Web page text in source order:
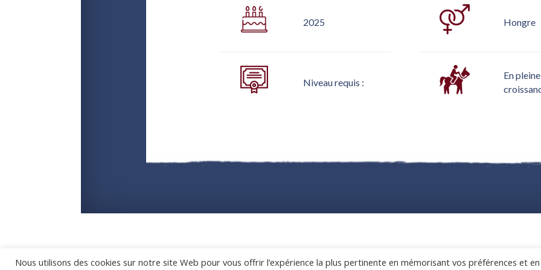
2025
Niveau requis :
Hongre
En pleine
Nous utilisons des cookies sur notre site Web pour vous offrir l’expérience la plus pertinente en mémorisant vos préférences et en